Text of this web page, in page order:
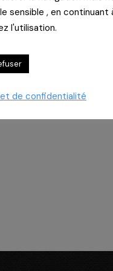
sensible , en continuant
l'utilisation.
de confidentialité